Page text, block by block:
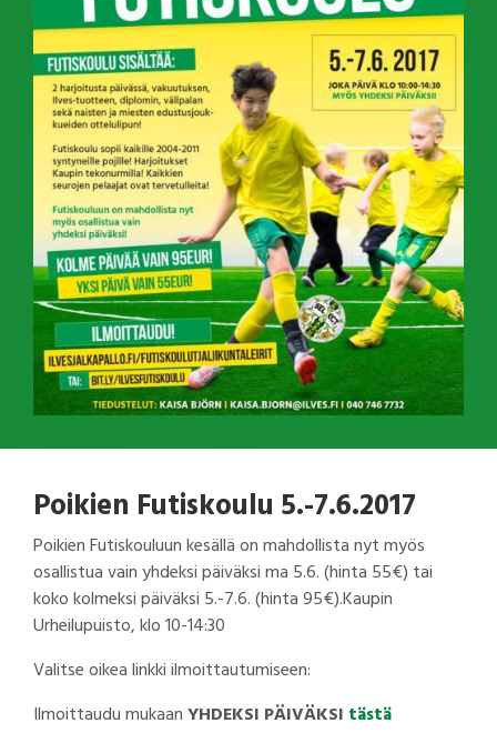
Poikien Futiskoulu 5.-7.6.2017
Poikien Futiskouluun kesällä on mahdollista nyt myös
osallistua vain yhdeksi päiväksi ma 5.6. (hinta 55€) tai
koko kolmeksi päiväksi 5.-7.6. (hinta 95€).Kaupin
Urheilupuisto, klo 10-14:30
Valitse oikea linkki ilmoittautumiseen:
Ilmoittaudu mukaanYHDEKSI PÄIVÄKSI tästä